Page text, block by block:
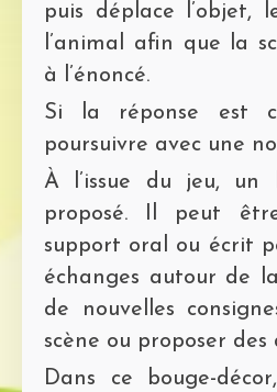
puis déplace l’objet,
l’animal afin que la
à l’énoncé.
Si la réponse est
poursuivre avec une
À l’issue du jeu, un
proposé. Il peut
support oral ou écrit
échanges autour de
de nouvelles
scène ou proposer des
Dans ce bouge-